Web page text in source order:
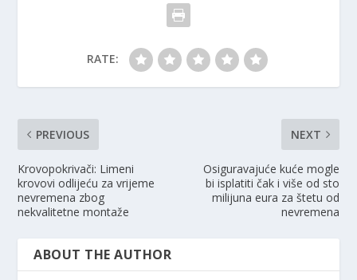
RATE:
PREVIOUS
Krovopokrivači: Limeni
krovovi odlijeću za vrijeme
nevremena zbog
nekvalitetne montaže
NEXT
Osiguravajuće kuće mogle
bi isplatiti čak i više od sto
milijuna eura za štetu od
nevremena
ABOUT THE AUTHOR